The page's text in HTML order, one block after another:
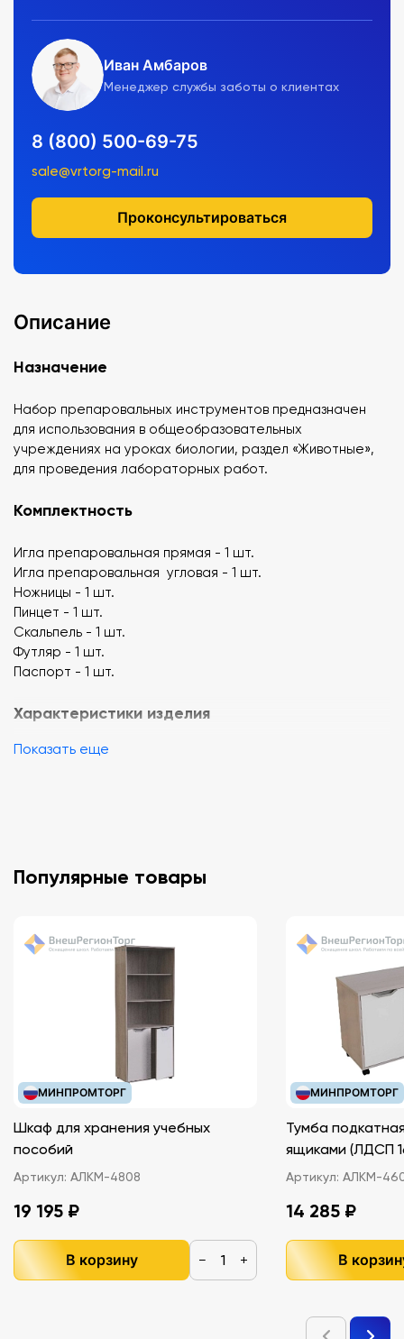
Иван Амбаров
Менеджер службы заботы о клиентах
8 (800) 500-69-75
sale@vrtorg-mail.ru
Проконсультироваться
Описание
Назначение
Набор препаровальных инструментов предназначен
для использования в общеобразовательных
учреждениях на уроках биологии, раздел «Животные»,
для проведения лабораторных работ.
Комплектность
Игла препаровальная прямая - 1 шт.
Игла препаровальная угловая - 1 шт.
Ножницы - 1 шт.
Пинцет - 1 шт.
Скальпель - 1 шт.
Футляр - 1 шт.
Паспорт - 1 шт.
Характеристики изделия
Все предметы выполнены из металла, уложены в футляр.
незначительные изменения в конструкцию, комплектацию,
свойств изделия и его методического назначения.
Показать еще
Популярные товары
МИНПРОМТОРГ
Шкаф для хранения учебных
пособий
Артикул: АЛКМ-4808
19 195 ₽
В корзину − +
МИНПРОМТОРГ
Тумба
ящиками
Артикул: АЛКМ-
14 285 ₽
В